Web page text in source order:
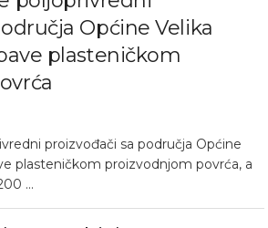
Općine Velika
plasteničkom
proizvođači sa područja Općine
plasteničkom proizvodnjom povrća, a
...